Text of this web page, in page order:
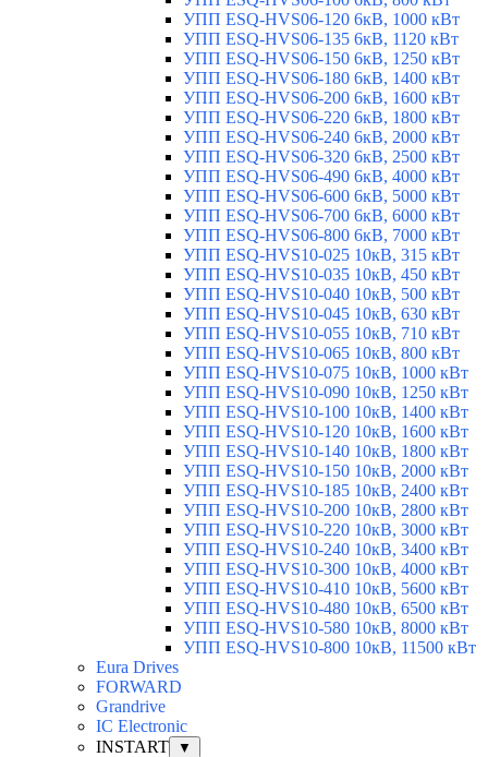
УПП ESQ-HVS06-120 6кВ, 1000 кВт
УПП ESQ-HVS06-135 6кВ, 1120 кВт
УПП ESQ-HVS06-150 6кВ, 1250 кВт
УПП ESQ-HVS06-180 6кВ, 1400 кВт
УПП ESQ-HVS06-200 6кВ, 1600 кВт
УПП ESQ-HVS06-220 6кВ, 1800 кВт
УПП ESQ-HVS06-240 6кВ, 2000 кВт
УПП ESQ-HVS06-320 6кВ, 2500 кВт
УПП ESQ-HVS06-490 6кВ, 4000 кВт
УПП ESQ-HVS06-600 6кВ, 5000 кВт
УПП ESQ-HVS06-700 6кВ, 6000 кВт
УПП ESQ-HVS06-800 6кВ, 7000 кВт
УПП ESQ-HVS10-025 10кВ, 315 кВт
УПП ESQ-HVS10-035 10кВ, 450 кВт
УПП ESQ-HVS10-040 10кВ, 500 кВт
УПП ESQ-HVS10-045 10кВ, 630 кВт
УПП ESQ-HVS10-055 10кВ, 710 кВт
УПП ESQ-HVS10-065 10кВ, 800 кВт
УПП ESQ-HVS10-075 10кВ, 1000 кВт
УПП ESQ-HVS10-090 10кВ, 1250 кВт
УПП ESQ-HVS10-100 10кВ, 1400 кВт
УПП ESQ-HVS10-120 10кВ, 1600 кВт
УПП ESQ-HVS10-140 10кВ, 1800 кВт
УПП ESQ-HVS10-150 10кВ, 2000 кВт
УПП ESQ-HVS10-185 10кВ, 2400 кВт
УПП ESQ-HVS10-200 10кВ, 2800 кВт
УПП ESQ-HVS10-220 10кВ, 3000 кВт
УПП ESQ-HVS10-240 10кВ, 3400 кВт
УПП ESQ-HVS10-300 10кВ, 4000 кВт
УПП ESQ-HVS10-410 10кВ, 5600 кВт
УПП ESQ-HVS10-480 10кВ, 6500 кВт
УПП ESQ-HVS10-580 10кВ, 8000 кВт
УПП ESQ-HVS10-800 10кВ, 11500 кВт
Eura Drives
FORWARD
Grandrive
IC Electronic
INSTART
▼